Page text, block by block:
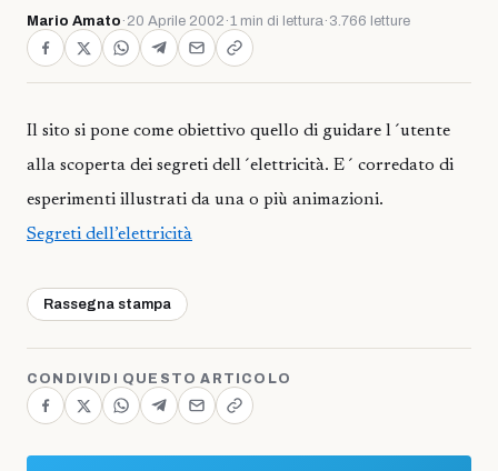
Mario Amato · 20 Aprile 2002 ·1 min di lettura· 3.766 letture
Il sito si pone come obiettivo quello di guidare l´utente
alla scoperta dei segreti dell´elettricità. E´ corredato di
esperimenti illustrati da una o più animazioni.
Segreti dell’elettricità
Rassegna stampa
CONDIVIDI QUESTO ARTICOLO